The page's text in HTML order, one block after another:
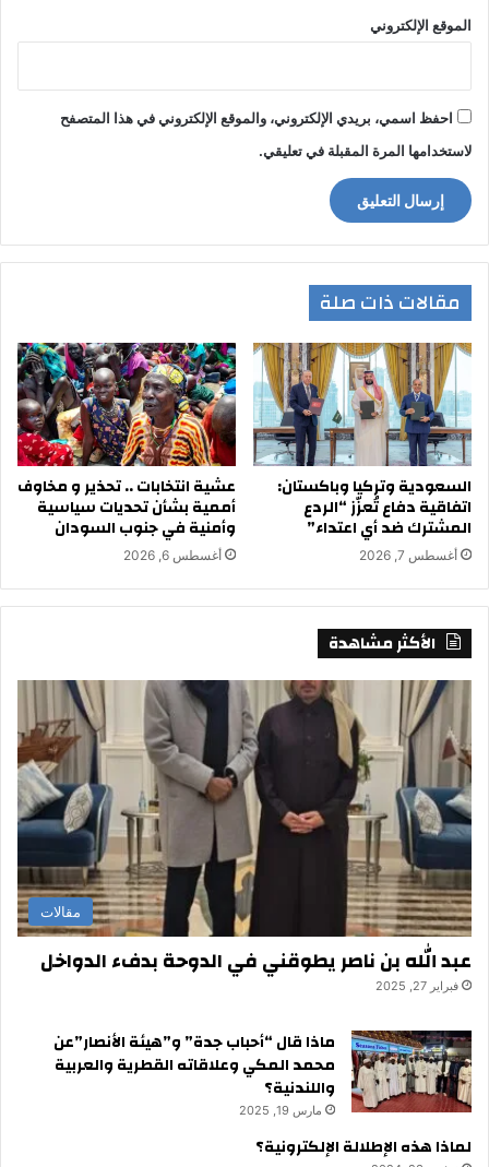
الموقع الإلكتروني
احفظ اسمي، بريدي الإلكتروني، والموقع الإلكتروني في هذا المتصفح
لاستخدامها المرة المقبلة في تعليقي.
مقالات ذات صلة
السعودية وتركيا وباكستان:
اتفاقية دفاع تُعزّز “الردع
المشترك ضد أي اعتداء”
أغسطس 7, 2026
عشية انتخابات .. تحذير و مخاوف
أممية بشأن تحديات سياسية
وأمنية في جنوب السودان
أغسطس 6, 2026
الأكثر مشاهدة
مقالات
عبد الله بن ناصر يطوقني في الدوحة بدفء الدواخل
فبراير 27, 2025
ماذا قال “أحباب جدة” و”هيئة الأنصار”عن
محمد المكي وعلاقاته القطرية والعربية
واللندنية؟
مارس 19, 2025
لماذا هذه الإطلالة الإلكترونية؟